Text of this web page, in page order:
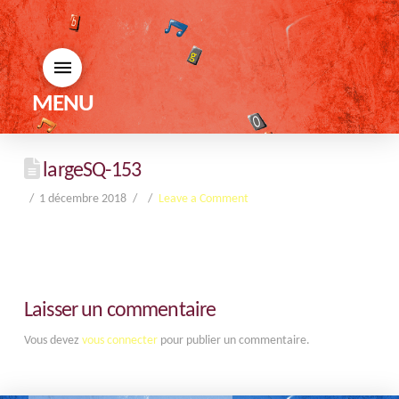
MENU
largeSQ-153
1 décembre 2018 Leave a Comment
Laisser un commentaire
Vous devez vous connecterpour publier un commentaire.